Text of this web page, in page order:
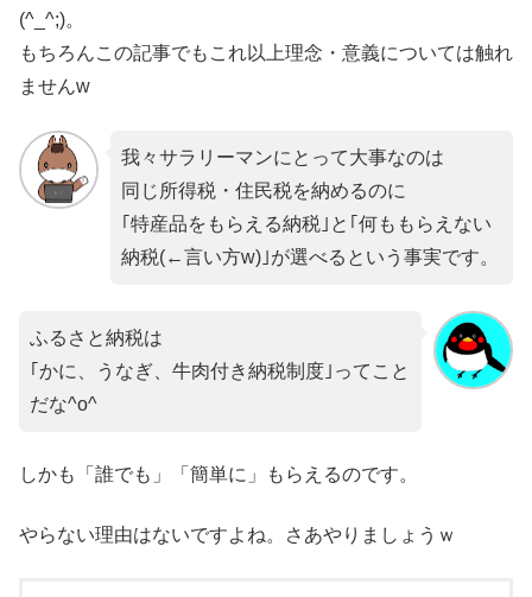
(^_^;)。
もちろんこの記事でもこれ以上理念・意義については触れ
ませんw
我々サラリーマンにとって大事なのは
同じ所得税・住民税を納めるのに
｢特産品をもらえる納税｣と｢何ももらえない
納税(←言い方w)｣が選べるという事実です。
ふるさと納税は
｢かに、うなぎ、牛肉付き納税制度｣ってこと
だな^o^
しかも「誰でも」「簡単に」もらえるのです。
やらない理由はないですよね。さあやりましょうｗ